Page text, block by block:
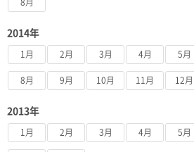
8月
2014年
1月 2月 3月 4月 5月
8月 9月 10月 11月 12月
2013年
1月 2月 3月 4月 5月